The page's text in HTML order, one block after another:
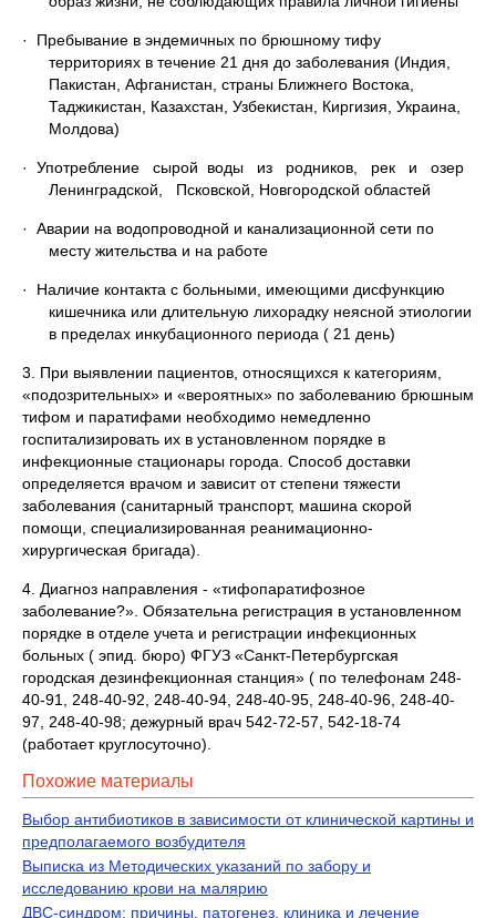
· Пребывание в эндемичных по брюшному тифу
территориях в течение 21 дня до заболевания (Индия,
Пакистан, Афганистан, страны Ближнего Востока,
Таджикистан, Казахстан, Узбекистан, Киргизия, Украина,
Молдова)
· Употребление сырой воды из родников, рек и озер
Ленинградской, Псковской, Новгородской областей
· Аварии на водопроводной и канализационной сети по
месту жительства и на работе
· Наличие контакта с больными, имеющими дисфункцию
кишечника или длительную лихорадку неясной этиологии
в пределах инкубационного периода ( 21 день)
3. При выявлении пациентов, относящихся к категориям,
«подозрительных» и «вероятных» по заболеванию брюшным
тифом и паратифами необходимо немедленно
госпитализировать их в установленном порядке в
инфекционные стационары города. Способ доставки
определяется врачом и зависит от степени тяжести
заболевания (санитарный транспорт, машина скорой
помощи, специализированная реанимационно-
хирургическая бригада).
4. Диагноз направления - «тифопаратифозное
заболевание?». Обязательна регистрация в установленном
порядке в отделе учета и регистрации инфекционных
больных ( эпид. бюро) ФГУЗ «Санкт-Петербургская
городская дезинфекционная станция» ( по телефонам 248-
40-91, 248-40-92, 248-40-94, 248-40-95, 248-40-96, 248-40-
97, 248-40-98; дежурный врач 542-72-57, 542-18-74
(работает круглосуточно).
Похожие материалы
Выбор антибиотиков в зависимости от клинической картины и
предполагаемого возбудителя
Выписка из Методических указаний по забору и
исследованию крови на малярию
ДВС-синдром: причины, патогенез, клиника и лечение